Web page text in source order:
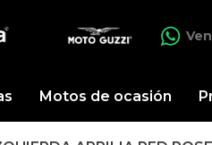
Motos de ocasión